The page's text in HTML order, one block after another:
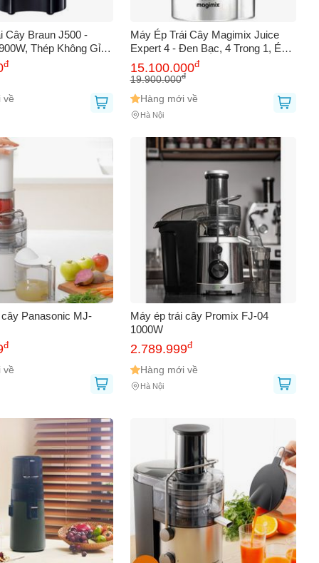
Cây Braun J500 -
Thép Không Gỉ,
Thiết Kế Hiện Đại
Thưởng Thức Nước
đ
về
Máy Ép Trái Cây Magimix Juice
Expert 4 - Đen Bạc, 4 Trong 1, Ép
Nước Tươi Nguyên Chất, Công
Suất 400W, Nhập Khẩu Đức
15.100.000đ
19.900.000đ
Hàng mới về
Hà Nội
Panasonic MJ-
đ
về
Máy ép trái cây Promix FJ-04
1000W
2.789.999đ
Hàng mới về
Hà Nội